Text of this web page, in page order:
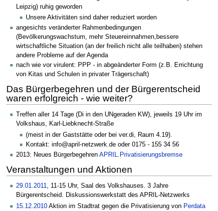
Leipzig) ruhig geworden
Unsere Aktivitäten sind daher reduziert worden
angesichts veränderter Rahmenbedingungen
(Bevölkerungswachstum, mehr Steuereinnahmen,bessere
wirtschaftliche Situation (an der freilich nicht alle teilhaben) stehen
andere Probleme auf der Agenda
nach wie vor virulent: PPP - in abgeänderter Form (z.B. Errichtung
von Kitas und Schulen in privater Trägerschaft)
Das Bürgerbegehren und der Bürgerentscheid
waren erfolgreich - wie weiter?
Treffen aller 14 Tage (Di in den UNgeraden KW), jeweils 19 Uhr im
Volkshaus, Karl-Liebknecht-Straße
(meist in der Gaststätte oder bei ver.di, Raum 4.19).
Kontakt: info@april-netzwerk.de oder 0175 - 155 34 56
2013: Neues Bürgerbegehren APRIL.Privatisierungsbremse
Veranstaltungen und Aktionen
29.01.2011, 11-15 Uhr, Saal des Volkshauses. 3 Jahre
Bürgerentscheid. Diskussionswerkstatt des APRIL-Netzwerks
15.12.2010 Aktion im Stadtrat gegen die Privatisierung von Perdata